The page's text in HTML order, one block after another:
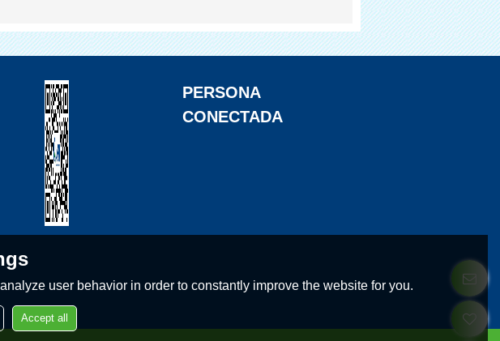
PERSONA
CONECTADA
user behavior in order to constantly improve the website for you.
Accept all